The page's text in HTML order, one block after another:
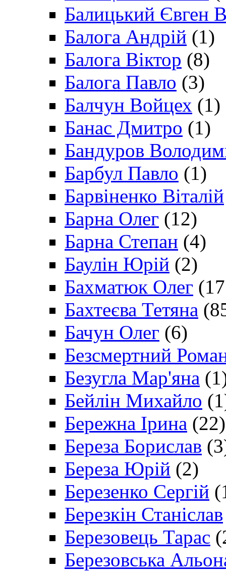
Балицький Євген
Балога Андрій (1)
Балога Віктор (8)
Балога Павло (3)
Балчун Войцех (1)
Банас Дмитро (1)
Бандуров
Барбул Павло (1)
Барвіненко Віталій
Барна Олег (12)
Барна Степан (4)
Баулін Юрій (2)
Бахматюк Олег
Бахтеєва Тетяна
Бачун Олег (6)
Безсмертний
Безугла Мар'яна
Бейлін Михайло
Бережна Ірина (22)
Береза Борислав
Береза Юрій (2)
Березенко Сергій
Березкін Станіслав
Березовець Тарас
Березовська